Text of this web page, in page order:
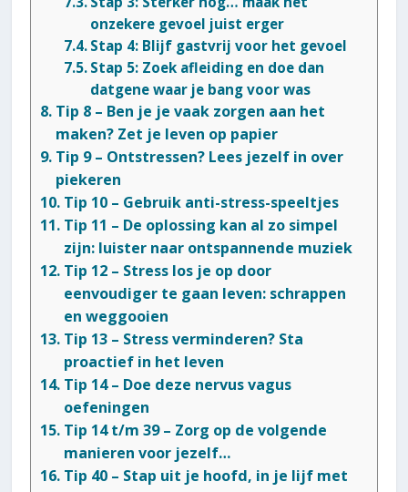
onzekere gevoel juist erger
Stap 4: Blijf gastvrij voor het gevoel
Stap 5: Zoek afleiding en doe dan
datgene waar je bang voor was
Tip 8 – Ben je je vaak zorgen aan het
maken? Zet je leven op papier
Tip 9 – Ontstressen? Lees jezelf in over
piekeren
Tip 10 – Gebruik anti-stress-speeltjes
Tip 11 – De oplossing kan al zo simpel
zijn: luister naar ontspannende muziek
Tip 12 – Stress los je op door
eenvoudiger te gaan leven: schrappen
en weggooien
Tip 13 – Stress verminderen? Sta
proactief in het leven
Tip 14 – Doe deze nervus vagus
oefeningen
Tip 14 t/m 39 – Zorg op de volgende
manieren voor jezelf…
Tip 40 – Stap uit je hoofd, in je lijf met